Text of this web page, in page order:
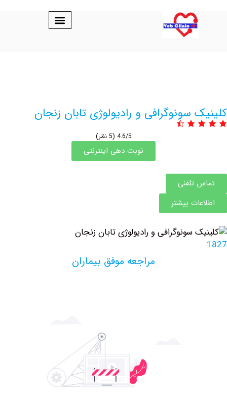
سونوگرافی و رادیولوژی تابان زنجان
نوبت دهی اینترنتی
تلفنی
بیشتر
مراجعه موفق بیماران